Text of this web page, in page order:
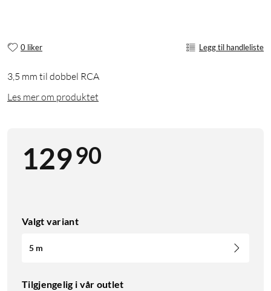
0 liker Legg til handleliste
3,5 mm til dobbel RCA
Les mer om produktet
12990
Valgt variant
5 m
Tilgjengelig i vår outlet